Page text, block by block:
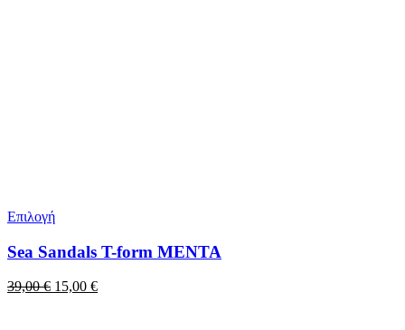
Επιλογή
Sea Sandals T-form MENTA
39,00€ Original
15,00 €Η